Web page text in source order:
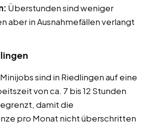
Überstunden sind weniger
aber in Ausnahmefällen verlangt
Minijobs sind in Riedlingen auf eine
von ca. 7 bis 12 Stunden
damit die
pro Monat nicht überschritten